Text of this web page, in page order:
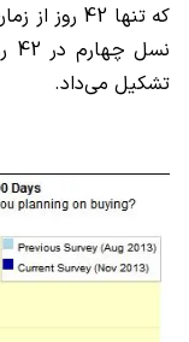
که تنها 42
تشکیل می‌داد.